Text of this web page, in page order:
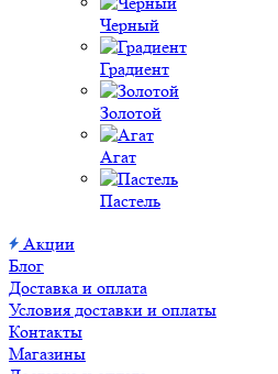
Черный
Градиент
Золотой
Агат
Пастель
Акции
Блог
Доставка и оплата
Условия доставки и оплаты
Контакты
Магазины